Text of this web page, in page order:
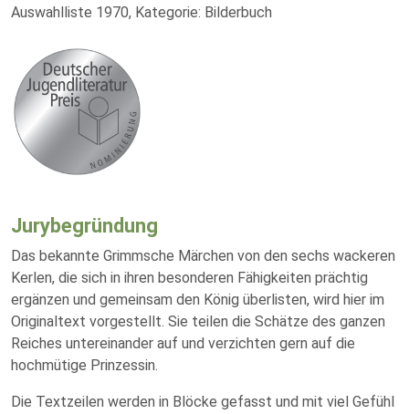
Auswahlliste 1970, Kategorie: Bilderbuch
Jurybegründung
Das bekannte Grimmsche Märchen von den sechs wackeren
Kerlen, die sich in ihren besonderen Fähigkeiten prächtig
ergänzen und gemeinsam den König überlisten, wird hier im
Originaltext vorgestellt. Sie teilen die Schätze des ganzen
Reiches untereinander auf und verzichten gern auf die
hochmütige Prinzessin.
Die Textzeilen werden in Blöcke gefasst und mit viel Gefühl